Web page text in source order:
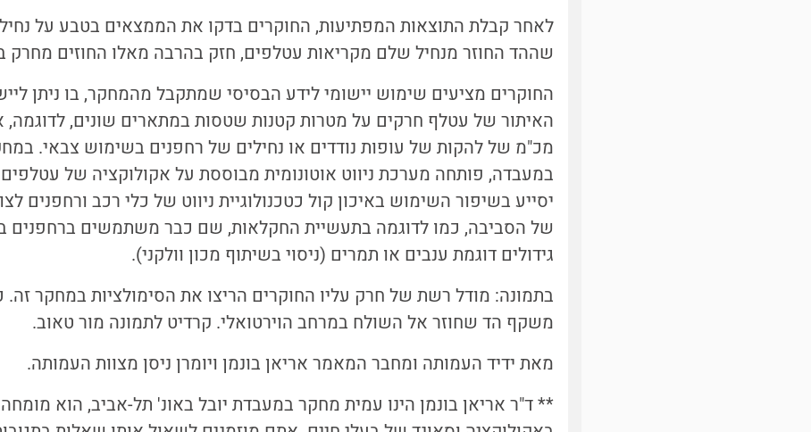
לאחר קבלת התוצאות המפתיעות, החוקרים בדקו את הממצאים בטבע על
שההד החוזר מנחיל שלם מקריאות עטלפים, חזק בהרבה מאלו החוזים מחרק
החוקרים מציעים שימוש יישומי לידע הבסיסי שמתקבל מהמחקר, בו ניתן
האיתור של עטלף חרקים על מטרות קטנות שטסות במתארים שונים, לדוגמה,
מכ"מ של להקות של עופות נודדים או נחילים של רחפנים בשימוש צבאי.
במעבדה, פותחה מערכת ניווט אוטונומית מבוססת על אקולוקציה של
יסייע בשיפור השימוש באיכון קול כטכנולוגיית ניווט של כלי רכב ורחפנים
של הסביבה, כמו לדוגמה בתעשיית החקלאות, שם כבר משתמשים ברחפנים
גידולים דוגמת ענבים או תמרים (ניסוי בשיתוף מכון וולקני).
בתמונה: מודל רשת של חרק עליו החוקרים הריצו את הסימולציות במחקר
משקף הד שחוזר אל השולח במרחב הוירטואלי. קרדיט לתמונה מור טאוב.
מאת ידיד העמותה ומחבר המאמר אריאן בונמן ויומרן ניסן מצוות העמותה.
** ד"ר אריאן בונמן הינו עמית מחקר במעבדת יובל באונ' תל-אביב, הוא מומחה